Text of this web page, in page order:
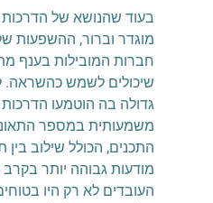
בעוד שהנושא של
מוגדר וברור, ההשפעות
חברות המובילות בענף
שיכולים לשמש
גדולה בה הוטמעו
משמעותית במספר
התכנים, הכולל שילוב בין
מודעות גבוהה יותר
העובדים לא רק היו